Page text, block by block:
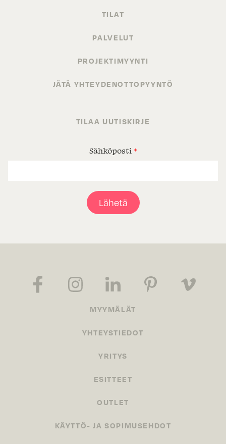
TILAT
PALVELUT
PROJEKTIMYYNTI
JÄTÄ YHTEYDENOTTOPYYNTÖ
TILAA UUTISKIRJE
Sähköposti *
Lähetä
MYYMÄLÄT
YHTEYSTIEDOT
YRITYS
ESITTEET
OUTLET
KÄYTTÖ- JA SOPIMUSEHDOT